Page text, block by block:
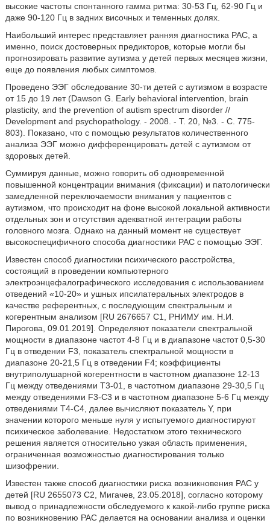
высокие частоты спонтанного гамма ритма: 30-53 Гц, 62-90 Гц и
даже 90-120 Гц в задних височных и теменных долях.
Наибольший интерес представляет ранняя диагностика РАС, а
именно, поиск достоверных предикторов, которые могли бы
прогнозировать развитие аутизма у детей первых месяцев жизни,
еще до появления любых симптомов.
Проведено ЭЭГ обследование 30-ти детей с аутизмом в возрасте
от 15 до 19 лет (Dawson G. Early behavioral intervention, brain
plasticity, and the prevention of autism spectrum disorder //
Development and psychopathology. - 2008. - T. 20, №3. - C. 775-
803). Показано, что с помощью результатов количественного
анализа ЭЭГ можно дифференцировать детей с аутизмом от
здоровых детей.
Суммируя данные, можно говорить об одновременной
повышенной концентрации внимания (фиксации) и патологически
замедленной переключаемости внимания у пациентов с
аутизмом, что происходит на фоне высокой локальной активности
отдельных зон и отсутствия адекватной интеграции работы
головного мозга. Однако на данный момент не существует
высокоспецифичного способа диагностики РАС с помощью ЭЭГ.
Известен способ диагностики психического расстройства,
состоящий в проведении компьютерного
электроэнцефалографического исследования с использованием
отведений «10-20» и ушных ипсилатеральных электродов в
качестве референтных, с последующим спектральным и
когерентным анализом [RU 2676657 С1, РНИМУ им. Н.И.
Пирогова, 09.01.2019]. Определяют показатели спектральной
мощности в диапазоне частот 4-8 Гц и в диапазоне частот 0,5-30
Гц в отведении F3, показатель спектральной мощности в
диапазоне 20-21,5 Гц в отведении F4; коэффициенты
внутриполушарной когерентности в частотном диапазоне 12-13
Гц между отведениями Т3-01, в частотном диапазоне 29-30,5 Гц
между отведениями F3-C3 и в частотном диапазоне 5-6 Гц между
отведениями Т4-С4, далее вычисляют показатель Y, при
значении которого меньше нуля у испытуемого диагностируют
психическое заболевание. Недостатком этого технического
решения является относительно узкая область применения,
ограниченная возможностью диагностирования только
шизофрении.
Известен также способ диагностики риска возникновения РАС у
детей [RU 2655073 С2, Мигачев, 23.05.2018], согласно которому
вывод о принадлежности обследуемого к какой-либо группе риска
по возникновению РАС делается на основании анализа и оценки